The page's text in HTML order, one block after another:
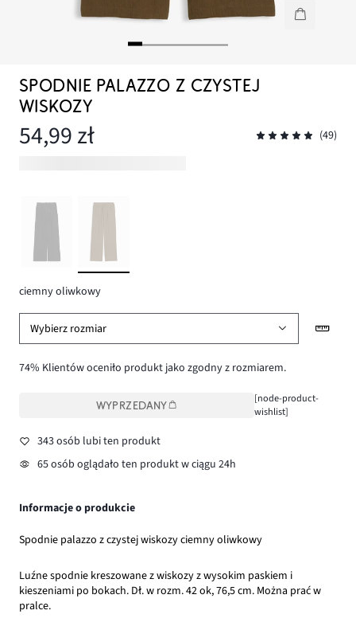
SPODNIE PALAZZO Z CZYSTEJ
WISKOZY
54,99 zł (49)
ciemny oliwkowy
Wybierz rozmiar
74% Klientów oceniło produkt jako zgodny z rozmiarem.
WYPRZEDANY
[node-product-
wishlist]
343 osób lubi ten produkt
65 osób oglądało ten produkt w ciągu 24h
Informacje o produkcie
Spodnie palazzo z czystej wiskozy ciemny oliwkowy
Luźne spodnie kreszowane z wiskozy z wysokim paskiem i
kieszeniami po bokach. Dł. w rozm. 42 ok, 76,5 cm. Można prać w
pralce.